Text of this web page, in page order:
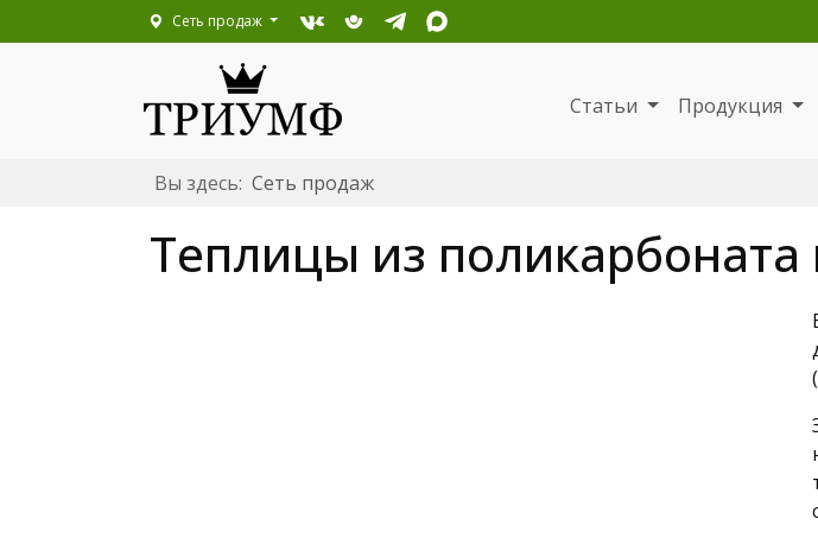
Сеть продаж
Статьи Продукция
Вы здесь: Сеть продаж
Теплицы из поликарбоната